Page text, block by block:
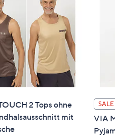
2 Tops ohne
mit
SALE
VIA